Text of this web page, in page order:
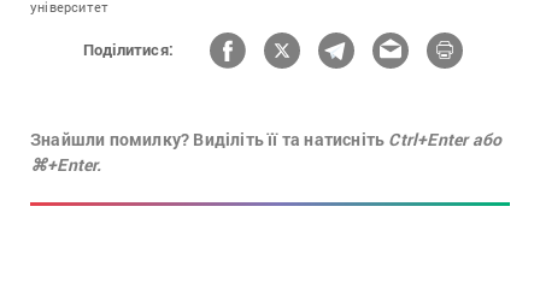
університет
Поділитися:
Знайшли помилку? Виділіть її та натисніть Ctrl+Enter або
⌘+Enter.